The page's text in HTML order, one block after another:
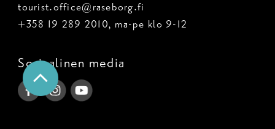
tourist.office@raseborg.fi
+358 19 289 2010, ma-pe klo 9-12
Sosiaalinen media